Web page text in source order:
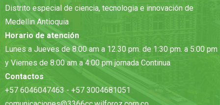
Distrito especial de ciencia, tecnologia e innovación de
Medellin Antioquia
Horario de atención
Lunes a Jueves de 8:00 am a 12.30 pm. de 1:30 pm. a 5:00 pm
y Viernes de 8:00 am a 4:00 pm jornada Continua
Contactos
+57 6046047463 - +57 3004681051